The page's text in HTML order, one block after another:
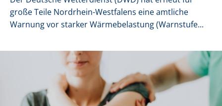
große Teile Nordrhein-Westfalens eine amtliche
Warnung vor starker Wärmebelastung (Warnstufe...